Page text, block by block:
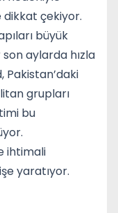
dikkat çekiyor.
büyük
aylarda hızla
Pakistan’daki
grupları
bu
ihtimali
yaratıyor.